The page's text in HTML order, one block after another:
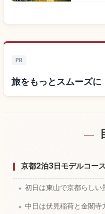
PR
旅をもっとスムーズに
体
京都2泊3日モデルコー
初日は東山で京都らしい
中日は伏見稲荷と金閣寺